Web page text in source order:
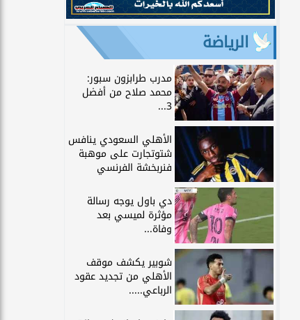
الرياضة
مدرب طرابزون سبور:
محمد صلاح من أفضل
3...
الأهلي السعودي ينافس
شتوتجارت على موهبة
فنربخشة الفرنسي
دي باول يوجه رسالة
مؤثرة لميسي بعد
وفاة...
شوبير يكشف موقف
الأهلي من تجديد عقود
الرباعي.....